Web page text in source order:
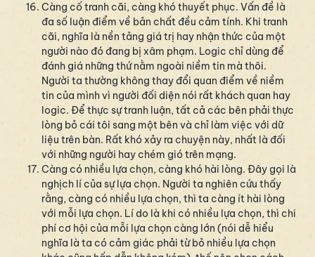
Càng cố tranh cãi, càng khó thuyết phục. Vấn đề là
đa số luận điểm về bản chất đều cảm tính. Khi tranh
cãi, nghĩa là nền tảng giá trị hay nhận thức của một
người nào đó đang bị xâm phạm. Logic chỉ dùng để
đánh giá những thứ nằm ngoài niềm tin mà thôi.
Người ta thường không thay đổi quan điểm về niềm
tin của mình vì người đối diện nói rất khách quan hay
logic. Để thực sự tranh luận, tất cả các bên phải thực
lòng bỏ cái tôi sang một bên và chỉ làm việc với dữ
liệu trên bàn. Rất khó xảy ra chuyện này, nhất là đối
với những người hay chém gió trên mạng.
Càng có nhiều lựa chọn, càng khó hài lòng. Đây gọi là
nghịch lí của sự lựa chọn. Người ta nghiên cứu thấy
rằng, càng có nhiều lựa chọn, thì ta càng ít hài lòng
với mỗi lựa chọn. Lí do là khi có nhiều lựa chọn, thì chi
phí cơ hội của mỗi lựa chọn càng lớn (nói dễ hiểu
nghĩa là ta có cảm giác phải từ bỏ nhiều lựa chọn